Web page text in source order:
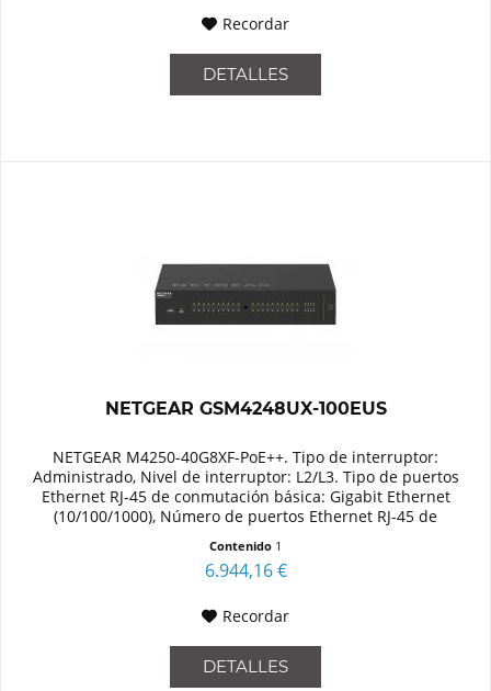
Recordar
DETALLES
NETGEAR GSM4248UX-100EUS
NETGEAR M4250-40G8XF-PoE++. Tipo de interruptor:
Administrado, Nivel de interruptor: L2/L3. Tipo de puertos
Ethernet RJ-45 de conmutación básica: Gigabit Ethernet
(10/100/1000), Número de puertos Ethernet RJ-45 de
Contenido 1
6.944,16 €
Recordar
DETALLES